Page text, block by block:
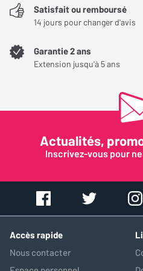
Connectique :1x sortie ligne
4,4 mm
Satisfait ou remboursé
14 jours pour changer d'avis
Garantie 2 ans
Extension jusqu'à 5 ans
Actualités,
Inscrivez-vous pour
Accès rapide
Nous contacter